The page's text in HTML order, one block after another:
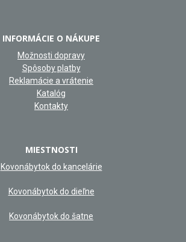
INFORMÁCIE O NÁKUPE
Možnosti dopravy
Spôsoby platby
Reklamácie a vrátenie
Katalóg
Kontakty
MIESTNOSTI
Kovonábytok do kancelárie
Kovonábytok do dieľne
Kovonábytok do šatne